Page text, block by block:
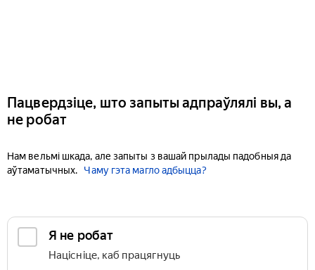
Пацвердзіце, што запыты адпраўлялі вы, а
не робат
Нам вельмі шкада, але запыты з вашай прылады падобныя да
аўтаматычных.
Чаму гэта магло адбыцца?
Я не робат
Націсніце, каб працягнуць